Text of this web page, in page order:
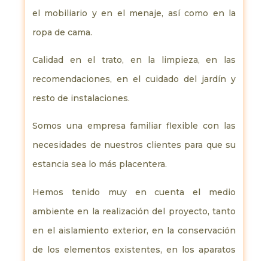
el mobiliario y en el menaje, así como en la
ropa de cama.
Calidad en el trato, en la limpieza, en las
recomendaciones, en el cuidado del jardín y
resto de instalaciones.
Somos una empresa familiar flexible con las
necesidades de nuestros clientes para que su
estancia sea lo más placentera.
Hemos tenido muy en cuenta el medio
ambiente en la realización del proyecto, tanto
en el aislamiento exterior, en la conservación
de los elementos existentes, en los aparatos